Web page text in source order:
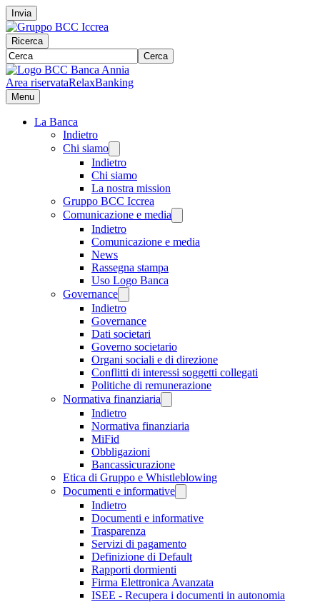
Invia
Ricerca
Cerca
Area riservataRelaxBanking
Menu
La Banca
Indietro
Chi siamo
Indietro
Chi siamo
La nostra mission
Gruppo BCC Iccrea
Comunicazione e media
Indietro
Comunicazione e media
News
Rassegna stampa
Uso Logo Banca
Governance
Indietro
Governance
Dati societari
Governo societario
Organi sociali e di direzione
Conflitti di interessi soggetti collegati
Politiche di remunerazione
Normativa finanziaria
Indietro
Normativa finanziaria
MiFid
Obbligazioni
Bancassicurazione
Etica di Gruppo e Whistleblowing
Documenti e informative
Indietro
Documenti e informative
Trasparenza
Servizi di pagamento
Definizione di Default
Rapporti dormienti
Firma Elettronica Avanzata
ISEE - Recupera i documenti in autonomia